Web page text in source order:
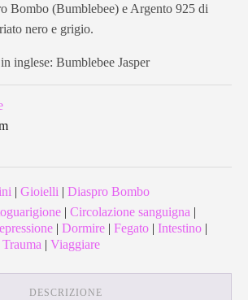
Bombo (Bumblebee) e Argento 925 di
nero e grigio.
inglese: Bumblebee Jasper
Gioielli
Diaspro Bombo
Circolazione sanguigna
Dormire Fegato Intestino
Trauma Viaggiare
DESCRIZIONE